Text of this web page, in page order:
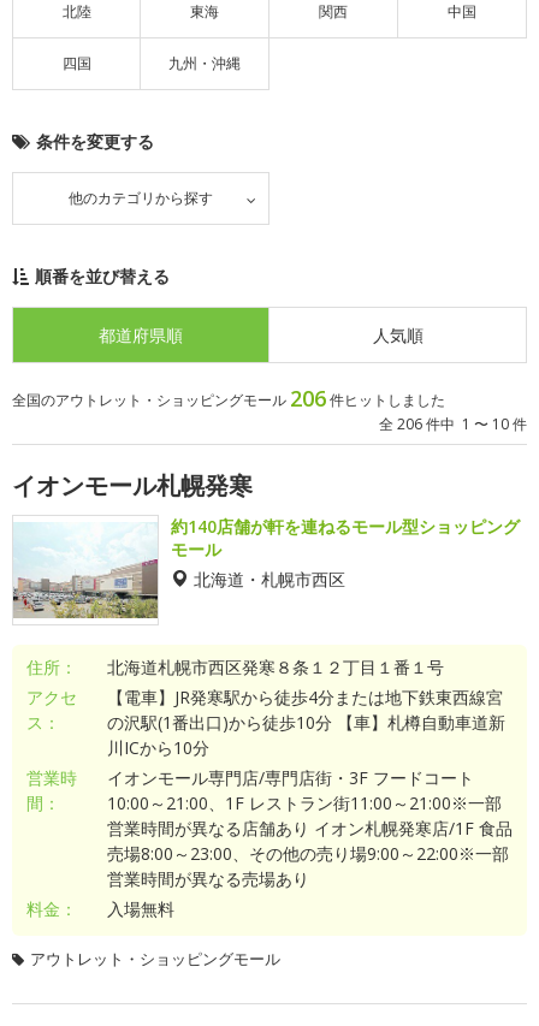
北陸 東海 関西 中国
四国 九州・沖縄
条件を変更する
他のカテゴリから探す
順番を並び替える
都道府県順 人気順
全国のアウトレット・ショッピングモール 206件ヒットしました
全 206 件中 1 〜 10 件
イオンモール札幌発寒
約140店舗が軒を連ねるモール型ショッピング
モール
北海道・札幌市西区
住所：
北海道札幌市西区発寒８条１２丁目１番１号
アクセ
ス：
【電車】JR発寒駅から徒歩4分または地下鉄東西線宮
の沢駅(1番出口)から徒歩10分 【車】札樽自動車道新
川ICから10分
営業時
間：
イオンモール専門店/専門店街・3F フードコート
10:00～21:00、1F レストラン街11:00～21:00※一部
営業時間が異なる店舗あり イオン札幌発寒店/1F 食品
売場8:00～23:00、その他の売り場9:00～22:00※一部
営業時間が異なる売場あり
料金：
入場無料
アウトレット・ショッピングモール